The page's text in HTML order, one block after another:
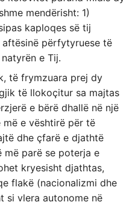
mendërisht: 1)
kaploqes së tij
përfytyruese të
e Tij.
të frymzuara prej dy
të llokoçitur sa majtas
e bërë dhallë në një
e vështirë për të
dhe çfarë e djathtë
parë se poterja e
kryesisht djathtas,
flakë (nacionalizmi dhe
si vlera autonome në